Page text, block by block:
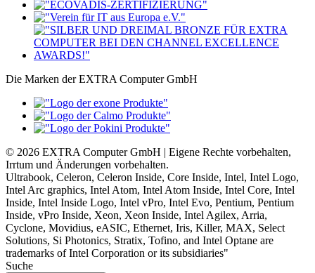
Die Marken der EXTRA Computer GmbH
© 2026 EXTRA Computer GmbH | Eigene Rechte vorbehalten,
Irrtum und Änderungen vorbehalten.
Ultrabook, Celeron, Celeron Inside, Core Inside, Intel, Intel Logo,
Intel Arc graphics, Intel Atom, Intel Atom Inside, Intel Core, Intel
Inside, Intel Inside Logo, Intel vPro, Intel Evo, Pentium, Pentium
Inside, vPro Inside, Xeon, Xeon Inside, Intel Agilex, Arria,
Cyclone, Movidius, eASIC, Ethernet, Iris, Killer, MAX, Select
Solutions, Si Photonics, Stratix, Tofino, and Intel Optane are
trademarks of Intel Corporation or its subsidiaries"
Suche